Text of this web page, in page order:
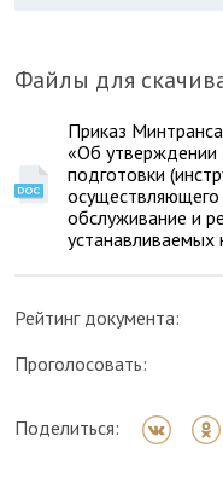
Файлы для
Приказ
«Об утверждении
подготовки
осуществляющего
обслуживание и
устанавливаемых
Рейтинг документа:
Проголосовать:
Поделиться: